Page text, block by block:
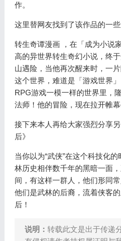
作。
这里替网友找到了该作品的一些
转生奇谭漫画 ，在「成为小说
高的异世界转生奇幻小说，终
山遇险，当他再次醒来时，一
这个世界，难道是「游戏世界
RPG游戏一模一样的世界里，
法师！他的冒险，现在拉开帷
接下来本人再给大家强烈分享
后》
当你以为“武侠”在这个科技化
林历史相伴数千年的黑暗一面
间，有这样一群人，他们形同
他们是武林的后裔，流着侠客
后！
说明： 转载此文是出于传递